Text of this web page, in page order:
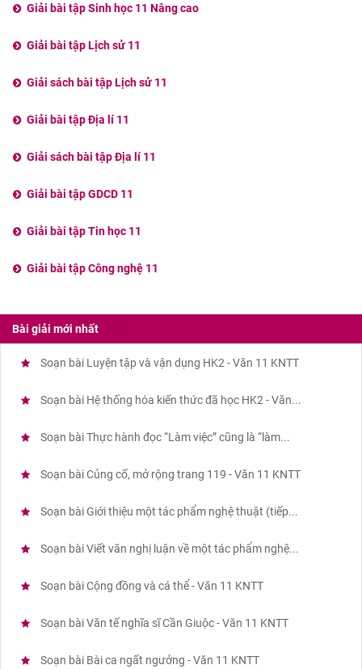
Giải bài tập Sinh học 11 Nâng cao
Giải bài tập Lịch sử 11
Giải sách bài tập Lịch sử 11
Giải bài tập Địa lí 11
Giải sách bài tập Địa lí 11
Giải bài tập GDCD 11
Giải bài tập Tin học 11
Giải bài tập Công nghệ 11
Bài giải mới nhất
Soạn bài Luyện tập và vận dụng HK2 - Văn 11 KNTT
Soạn bài Hệ thống hóa kiến thức đã học HK2 - Văn...
Soạn bài Thực hành đọc “Làm việc” cũng là “làm...
Soạn bài Củng cố, mở rộng trang 119 - Văn 11 KNTT
Soạn bài Giới thiệu một tác phẩm nghệ thuật (tiếp...
Soạn bài Viết văn nghị luận về một tác phẩm nghệ...
Soạn bài Cộng đồng và cá thể - Văn 11 KNTT
Soạn bài Văn tế nghĩa sĩ Cần Giuộc - Văn 11 KNTT
Soạn bài Bài ca ngất ngưởng - Văn 11 KNTT